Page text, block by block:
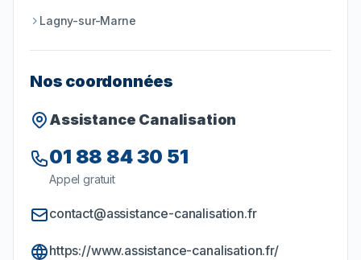
Lagny-sur-Marne
Nos coordonnées
Assistance Canalisation
01 88 84 30 51
Appel gratuit
contact@assistance-canalisation.fr
https://www.assistance-canalisation.fr/